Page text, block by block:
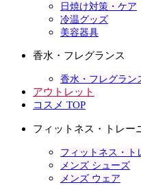
日焼け対策・ケア
冷温グッズ
美容器具
香水・フレグランス
香水・フレグラン
アウトレット
コスメ TOP
フィットネス・トレー
フィットネス・ト
メンズ シューズ
メンズ ウェア